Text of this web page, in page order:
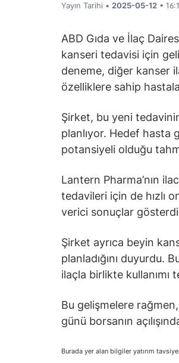
Yayın Tarihi • 2025-05-12 •
ABD Gıda ve İlaç
kanseri tedavisi için
deneme, diğer kanser
özelliklere sahip
Şirket, bu yeni
planlıyor. Hedef hasta
potansiyeli olduğu
Lantern Pharma’nın
tedavileri için de hızlı
verici sonuçlar
Şirket ayrıca beyin
planladığını duyurdu.
ilaçla birlikte kullanımı
Bu gelişmelere
günü borsanın
Burada yer alan bilgiler yatırım